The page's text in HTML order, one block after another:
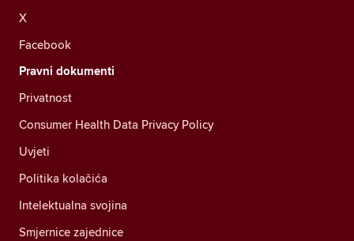
X
Facebook
Pravni dokumenti
Privatnost
Consumer Health Data Privacy Policy
Uvjeti
Politika kolačića
Intelektualna svojina
Smjernice zajednice